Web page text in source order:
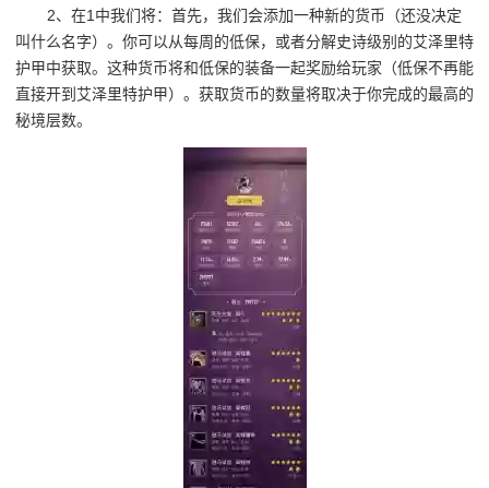
2、在1中我们将：首先，我们会添加一种新的货币（还没决定
叫什么名字）。你可以从每周的低保，或者分解史诗级别的艾泽里特
护甲中获取。这种货币将和低保的装备一起奖励给玩家（低保不再能
直接开到艾泽里特护甲）。获取货币的数量将取决于你完成的最高的
秘境层数。